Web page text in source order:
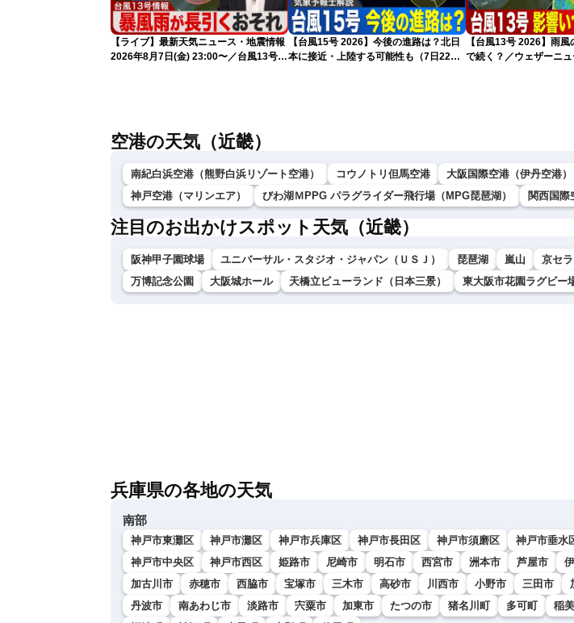
【ライブ】最新天気ニュース・地震情報
2026年8月7日(金) 23:00〜／台風13号の
【台風15号 2026】今後の進路は？北日
本に接近・上陸する可能性も（7日22時
【台風13号 2026】雨風
で続く？／ウェザーニ
空港の天気（近畿）
南紀白浜空港（熊野白浜リゾート空港） コウノトリ但馬空港
大阪国際空港（伊丹空港）
神戸空港（マリンエア）
びわ湖ＭPPG パラグライダー飛行場（MPG琵琶湖） 関西国際
注目のお出かけスポット天気（近畿）
阪神甲子園球場 ユニバーサル・スタジオ・ジャパン（ＵＳＪ） 琵琶湖 嵐山
京セ
万博記念公園
大阪城ホール 天橋立ビューランド（日本三景） 東大阪市花園ラグビー
兵庫県の各地の天気
南部
神戸市東灘区 神戸市灘区 神戸市兵庫区 神戸市長田区 神戸市須磨区 神戸市垂水
神戸市中央区
神戸市西区 姫路市 尼崎市 明石市 西宮市 洲本市 芦屋市
加古川市
赤穂市 西脇市 宝塚市 三木市 高砂市 川西市 小野市 三田市
丹波市
南あわじ市 淡路市 宍粟市 加東市 たつの市 猪名川町 多可町 稲